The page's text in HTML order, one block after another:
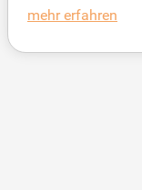
s, um
mehr erfahren